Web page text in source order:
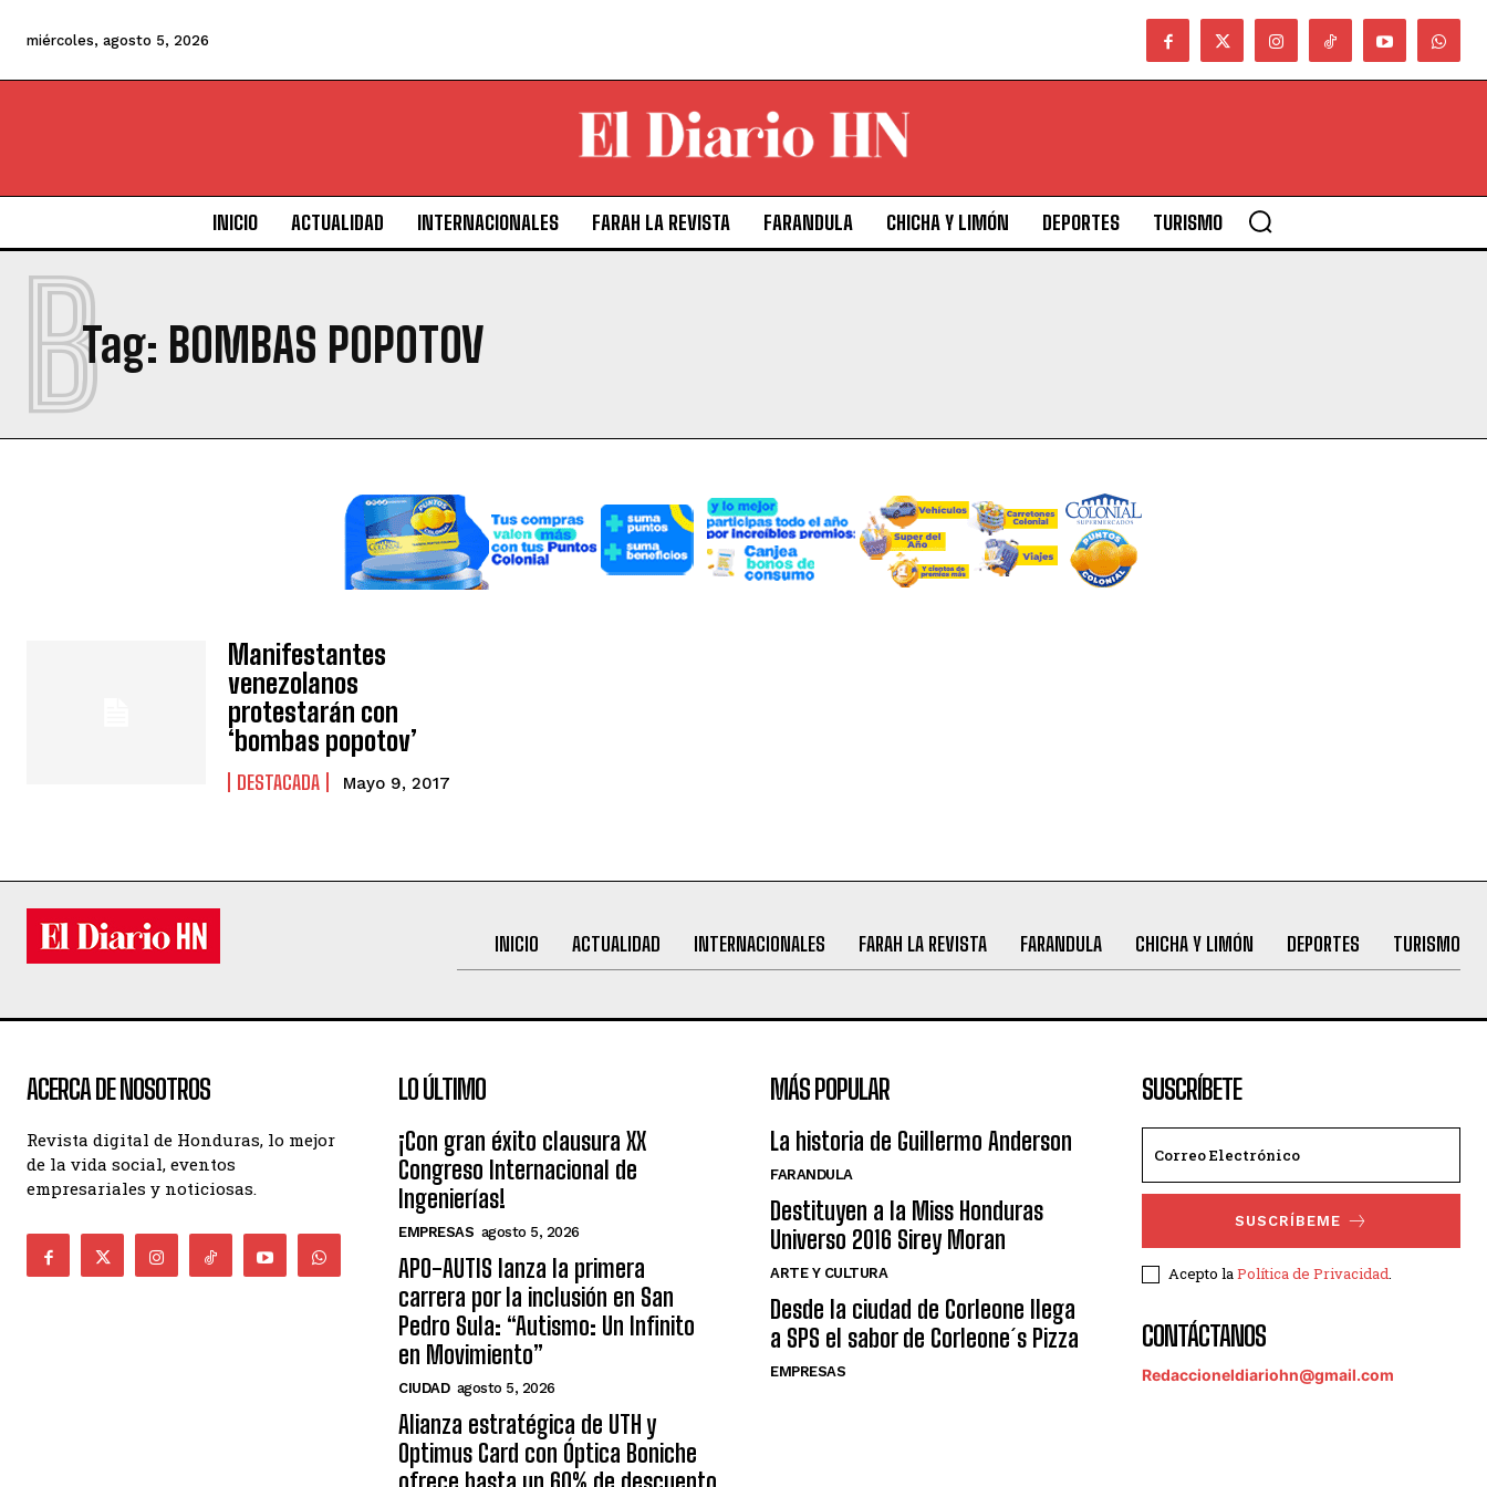
miércoles, agosto 5, 2026
INICIO ACTUALIDAD INTERNACIONALES FARAH LA REVISTA FARANDULA CHICHA Y LIMÓN DEPORTES TURISMO
Tag: BOMBAS POPOTOV
B
Manifestantes
venezolanos
protestarán con
‘bombas popotov’
DESTACADA Mayo 9, 2017
INICIO ACTUALIDAD INTERNACIONALES FARAH LA REVISTA FARANDULA CHICHA Y LIMÓN DEPORTES TURISMO
ACERCA DE NOSOTROS
Revista digital de Honduras, lo mejor
de la vida social, eventos
empresariales y noticiosas.
LO ÚLTIMO
¡Con gran éxito clausura XX
Congreso Internacional de
Ingenierías!
EMPRESAS agosto 5, 2026
APO-AUTIS lanza la primera
carrera por la inclusión en San
Pedro Sula: “Autismo: Un Infinito
en Movimiento”
CIUDAD agosto 5, 2026
Alianza estratégica de UTH y
Optimus Card con Óptica Boniche
MÁS POPULAR
La historia de Guillermo Anderson
FARANDULA
Destituyen a la Miss Honduras
Universo 2016 Sirey Moran
ARTE Y CULTURA
Desde la ciudad de Corleone llega
a SPS el sabor de Corleone´s Pizza
EMPRESAS
SUSCRÍBETE
SUSCRÍBEME
Acepto laPolítica de Privacidad.
CONTÁCTANOS
Redaccioneldiariohn@gmail.com